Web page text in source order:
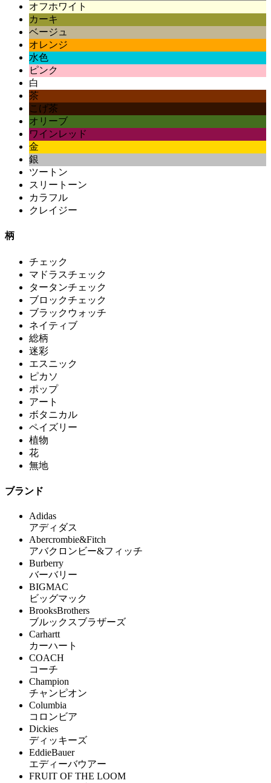
オフホワイト
カーキ
ベージュ
オレンジ
水色
ピンク
白
茶
こげ茶
オリーブ
ワインレッド
金
銀
ツートン
スリートーン
カラフル
クレイジー
柄
チェック
マドラスチェック
タータンチェック
ブロックチェック
ブラックウォッチ
ネイティブ
総柄
迷彩
エスニック
ピカソ
ポップ
アート
ボタニカル
ペイズリー
植物
花
無地
ブランド
Adidas
アディダス
Abercrombie&Fitch
アバクロンビー&フィッチ
Burberry
バーバリー
BIGMAC
ビッグマック
BrooksBrothers
ブルックスブラザーズ
Carhartt
カーハート
COACH
コーチ
Champion
チャンピオン
Columbia
コロンビア
Dickies
ディッキーズ
EddieBauer
エディーバウアー
FRUIT OF THE LOOM